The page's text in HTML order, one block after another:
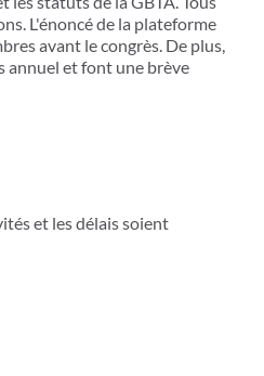
L'énoncé de la plateforme
avant le congrès. De plus,
annuel et font une brève
et les délais soient